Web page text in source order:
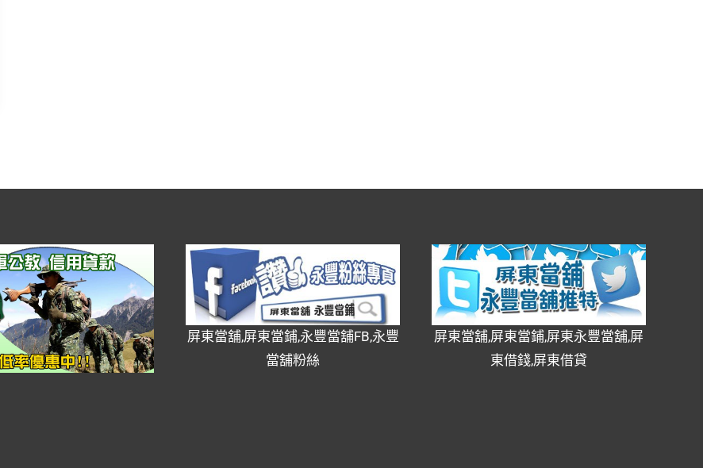
屏東當舖,屏東當鋪,永豐當舖FB,永豐
當舖粉絲
屏東當舖,屏東當鋪,屏東永豐當舖,屏
東借錢,屏東借貸